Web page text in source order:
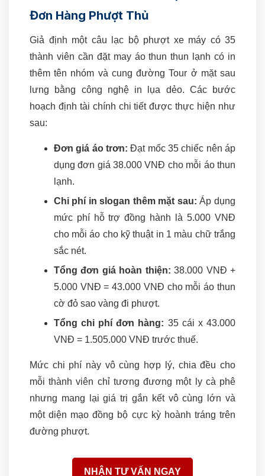
Đơn Hàng Phượt Thủ
Giả định một câu lạc bộ phượt xe máy có 35
thành viên cần đặt may áo thun thun lạnh có in
thêm tên nhóm và cung đường Tour ở mặt sau
lưng bằng công nghệ in lụa dẻo. Các bước
hoạch định tài chính chi tiết được thực hiện như
sau:
Đơn giá áo trơn: Đạt mốc 35 chiếc nên áp
dụng đơn giá 38.000 VNĐ cho mỗi áo thun
lạnh.
Chi phí in slogan thêm mặt sau: Áp dụng
mức phí hỗ trợ đồng hành là 5.000 VNĐ
cho mỗi áo cho kỹ thuật in 1 màu chữ trắng
sắc nét.
Tổng đơn giá hoàn thiện: 38.000 VNĐ +
5.000 VNĐ = 43.000 VNĐ cho mỗi áo thun
cờ đỏ sao vàng đi phượt.
Tổng chi phí đơn hàng: 35 cái x 43.000
VNĐ = 1.505.000 VNĐ trước thuế.
Mức chi phí này vô cùng hợp lý, chia đều cho
mỗi thành viên chỉ tương đương một ly cà phê
nhưng mang lại giá trị gắn kết vô cùng lớn và
một diện mạo đồng bộ cực kỳ hoành tráng trên
đường phượt.
NHẬN TƯ VẤN NGAY